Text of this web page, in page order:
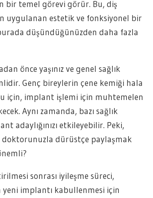
bir temel görevi görür. Bu, diş
uygulanan estetik ve fonksiyonel bir
düşündüğünüzden daha fazla
önce yaşınız ve genel sağlık
Genç bireylerin çene kemiği hala
için, implant işlemi için muhtemelen
Aynı zamanda, bazı sağlık
adaylığınızı etkileyebilir. Peki,
doktorunuzla dürüstçe paylaşmak
sonrası iyileşme süreci,
implantı kabullenmesi için